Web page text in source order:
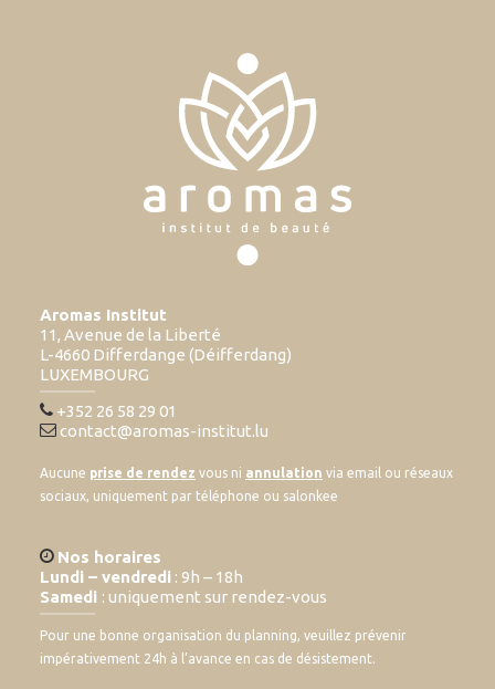
Aromas Institut
11, Avenue de la Liberté
L-4660 Differdange (Déifferdang)
LUXEMBOURG
+352 26 58 29 01
contact@aromas-institut.lu
Aucune prise de rendez vous ni annulation via email ou réseaux
sociaux, uniquement par téléphone ou salonkee
Nos horaires
Lundi – vendredi : 9h – 18h
Samedi : uniquement sur rendez-vous
Pour une bonne organisation du planning, veuillez prévenir
impérativement 24h à l’avance en cas de désistement.